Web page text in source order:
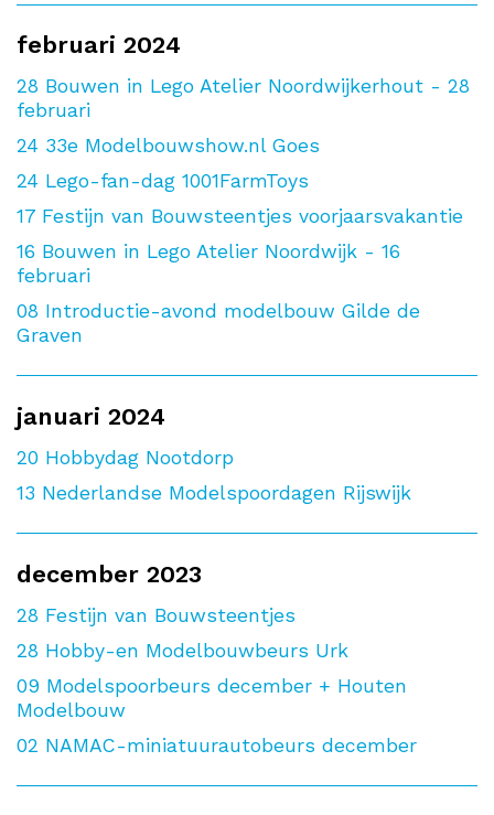
februari 2024
28 Bouwen in Lego Atelier Noordwijkerhout - 28
februari
24 33e Modelbouwshow.nl Goes
24 Lego-fan-dag 1001FarmToys
17 Festijn van Bouwsteentjes voorjaarsvakantie
16 Bouwen in Lego Atelier Noordwijk - 16
februari
08 Introductie-avond modelbouw Gilde de
Graven
januari 2024
20 Hobbydag Nootdorp
13 Nederlandse Modelspoordagen Rijswijk
december 2023
28 Festijn van Bouwsteentjes
28 Hobby-en Modelbouwbeurs Urk
09 Modelspoorbeurs december + Houten
Modelbouw
02 NAMAC-miniatuurautobeurs december